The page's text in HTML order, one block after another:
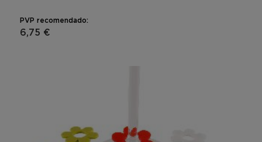
PVP recomendado:
6,75 €